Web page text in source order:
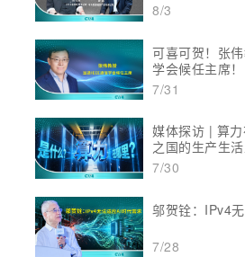
8/3
可喜可贺！张
学会候任主席！
7/31
媒体探访 | 算
之国的生产生
7/30
邬贺铨：IPv4
7/28